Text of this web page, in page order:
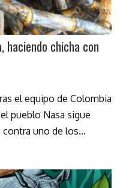
haciendo chicha con
el equipo de Colombia
pueblo Nasa sigue
uno de los...